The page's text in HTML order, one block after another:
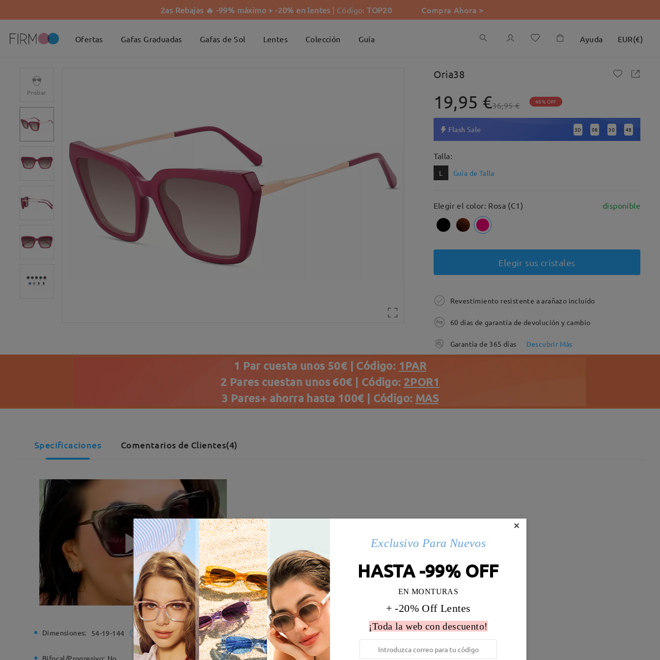
2as Rebajas 🔥 -99% máximo + -20% en lentes | Código:TOP20 Compra Ahora >
Ofertas Gafas Graduadas Gafas de Sol Lentes Colección Guía Ayuda EUR(€)
Probar
Oria38
19,95 €36,95 € 46% OFF
Flash Sale 3D : 08 : 30 : 47
Talla:
L Guía de Talla
Elegir el color: Rosa (C1) disponible
Elegir sus cristales
Revestimiento resistente a arañazo incluído
60 días de garantía de devolución y cambio
Garantía de 365 días Descubrir Más
1 Par cuesta unos 50€ | Código: 1PAR
2 Pares cuestan unos 60€ | Código: 2POR1
3 Pares+ ahorra hasta 100€ | Código: MAS
Specificaciones Comentarios de Clientes(4)
Dimensiones: 54-19-144 Ancho de la montura: 138 mm (Largo) Diametro de lentes: 57 mm Peso:
Bifocal/Progresivo: No Bisagra de resorte: Sí Material de la montura: Tr ,Metal
×
Exclusivo Para Nuevos
HASTA -99% OFF
EN MONTURAS
+ -20% Off Lentes
¡Toda la web con descuento!